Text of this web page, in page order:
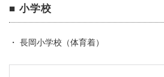
■ 小学校
・ 長岡小学校（体育着）